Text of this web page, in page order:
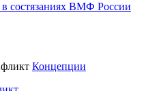
состязаниях ВМФ России
Концепции